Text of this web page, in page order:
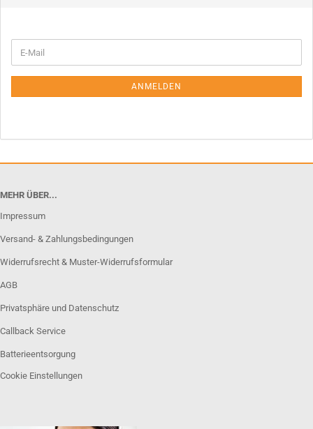
ZUR
E-
Mail
ANMELDEN
MEHR ÜBER...
Impressum
Versand- & Zahlungsbedingungen
Widerrufsrecht & Muster-Widerrufsformular
AGB
Privatsphäre und Datenschutz
Callback Service
Batterieentsorgung
Cookie Einstellungen